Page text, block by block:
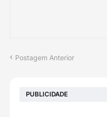
Postagem Anterior
PUBLICIDADE